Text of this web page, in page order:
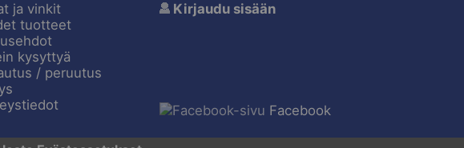
ja vinkit
tuotteet
kysyttyä
/ peruutus
Kirjaudu sisään
Facebook